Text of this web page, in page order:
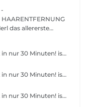
HAARENTFERNUNG
das allererste
Erhalten Sie langanhaltend glatte Haut in nur 30 Minuten! ist eine Methode zur Haarentfernung, bei der die Haare mitsamt der Haarfollikel mit warmem Wachs herausgezogen werden. Wie wird die Wachs-Epilation durchgeführt? - Vorbereitung (die Kosmetikerin trägt eine spezielle antiseptische Lotion auf die Haut auf) - Wachs wird aufgetragen (die Wachsmischung wird auf eine bestimmte Temperatur erhitzt und anschließend mit einem Holzspatel auf die Haut aufgetragen) - Enthaarung (nachdem das Wachs ausgehärtet ist, entfernt die Kosmetikerin die Wachsstreifen mit den Haaren durch scharfe Bewegungen) - Wachsreste werden entfernt (Wachsreste werden entfernt und Aloe-Vera-Creme wird aufgetragen) Altersbeschränkungen: empfohlenes Mindestalter ab 14 Jahren. Empfehlungen nach dem Eingriff: es wird empfohlen, innerhalb von 12 Stunden nach dem Eingriff kein heißes Bad zu nehmen, keine Sauna zu besuchen und nicht im Pool zu schwimmen, da dies zu Reizungen führen kann. Frequenz: einmal in 4 Wochen.
Erhalten Sie langanhaltend glatte Haut in nur 30 Minuten! ist eine Methode zur Haarentfernung, bei der die Haare mitsamt der Haarfollikel mit warmem Wachs herausgezogen werden. Wie wird die Wachs-Epilation durchgeführt? - Vorbereitung (die Kosmetikerin trägt eine spezielle antiseptische Lotion auf die Haut auf) - Wachs wird aufgetragen (die Wachsmischung wird auf eine bestimmte Temperatur erhitzt und anschließend mit einem Holzspatel auf die Haut aufgetragen) - Enthaarung (nachdem das Wachs ausgehärtet ist, entfernt die Kosmetikerin die Wachsstreifen mit den Haaren durch scharfe Bewegungen) - Wachsreste werden entfernt (Wachsreste werden entfernt und Aloe-Vera-Creme wird aufgetragen) Altersbeschränkungen: empfohlenes Mindestalter ab 14 Jahren. Empfehlungen nach dem Eingriff: es wird empfohlen, innerhalb von 12 Stunden nach dem Eingriff kein heißes Bad zu nehmen, keine Sauna zu besuchen und nicht im Pool zu schwimmen, da dies zu Reizungen führen kann. Frequenz: einmal in 4 Wochen.
Erhalten Sie langanhaltend glatte Haut in nur 30 Minuten! ist eine Methode zur Haarentfernung, bei der die Haare mitsamt der Haarfollikel mit warmem Wachs herausgezogen werden. Wie wird die Wachs-Epilation durchgeführt? - Vorbereitung (die Kosmetikerin trägt eine spezielle antiseptische Lotion auf die Haut auf) - Wachs wird aufgetragen (die Wachsmischung wird auf eine bestimmte Temperatur erhitzt und anschließend mit einem Holzspatel auf die Haut aufgetragen) - Enthaarung (nachdem das Wachs ausgehärtet ist, entfernt die Kosmetikerin die Wachsstreifen mit den Haaren durch scharfe Bewegungen) - Wachsreste werden entfernt (Wachsreste werden entfernt und Aloe-Vera-Creme wird aufgetragen) Altersbeschränkungen: empfohlenes Mindestalter ab 14 Jahren. Empfehlungen nach dem Eingriff: es wird empfohlen, innerhalb von 12 Stunden nach dem Eingriff kein heißes Bad zu nehmen, keine Sauna zu besuchen und nicht im Pool zu schwimmen, da dies zu Reizungen führen kann. Frequenz: einmal in 4 Wochen.